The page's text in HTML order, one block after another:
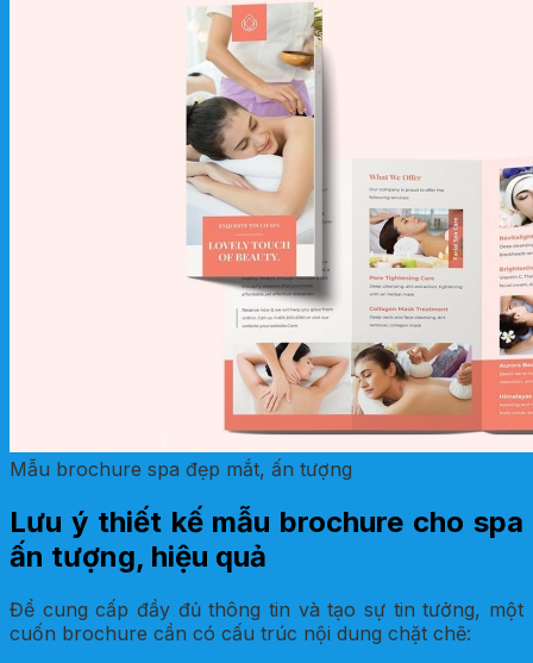
Mẫu brochure spa đẹp mắt, ấn tượng
Lưu ý thiết kế mẫu brochure cho spa
ấn tượng, hiệu quả
Để cung cấp đầy đủ thông tin và tạo sự tin tưởng, một
cuốn brochure cần có cấu trúc nội dung chặt chẽ: